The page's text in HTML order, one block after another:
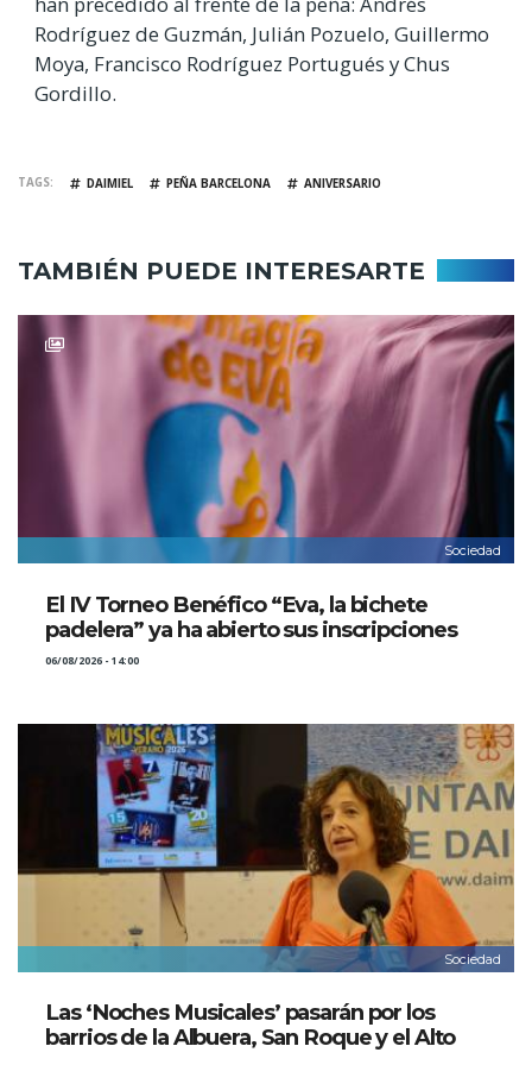
Rodríguez de Guzmán, Julián Pozuelo, Guillermo
Moya, Francisco Rodríguez Portugués y Chus
Gordillo.
TAGS DAIMIEL PEÑA BARCELONA ANIVERSARIO
TAMBIÉN PUEDE INTERESARTE
Sociedad
El IV Torneo Benéfico “Eva, la bichete
padelera” ya ha abierto sus inscripciones
06/08/2026 - 14:00
Sociedad
Las ‘Noches Musicales’ pasarán por los
barrios de la Albuera, San Roque y el Alto